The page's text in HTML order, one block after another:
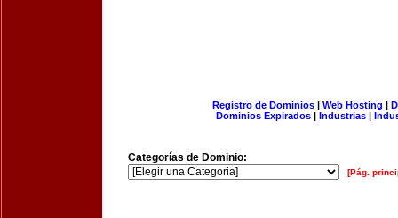
Registro de Dominios| Web Hosting |
Dominios Expirados | Industrias |
Categorías de Dominio:
[Pág.